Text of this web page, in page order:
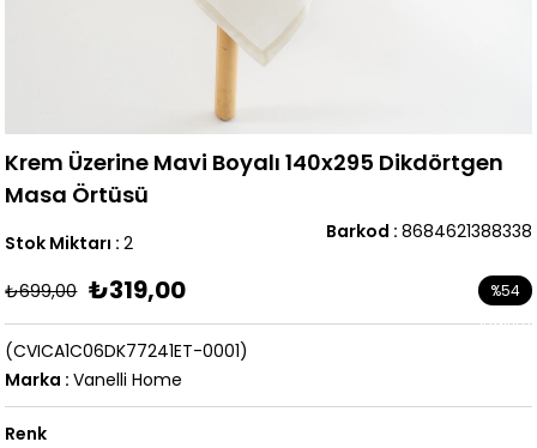
Krem Üzerine Mavi Boyalı 140x295 Dikdörtgen
Masa Örtüsü
Barkod : 8684621388338
Stok Miktarı : 2
₺699,00 ₺319,00 %54
İndirim
(CVICA1C06DK77241ET-0001)
Marka : Vanelli Home
Renk